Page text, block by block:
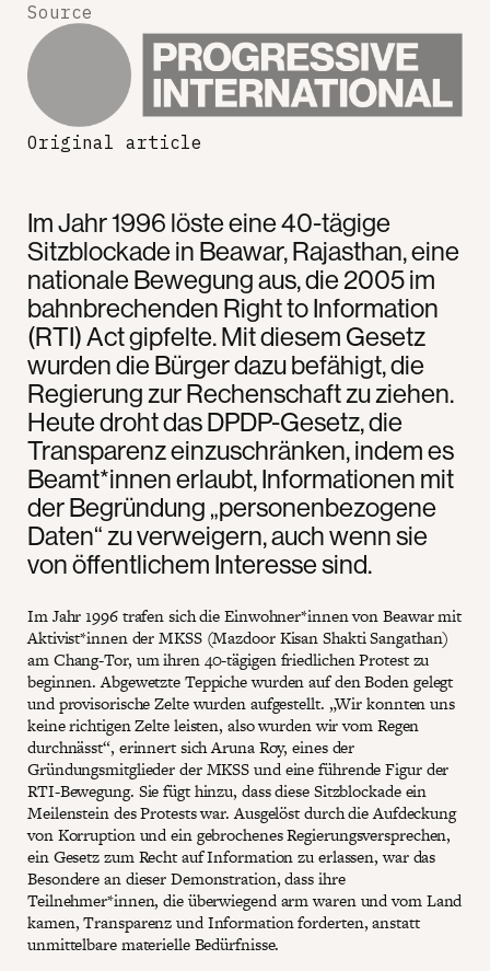
Im Jahr 1996 löste eine 40-tägige
Sitzblockade in Beawar, Rajasthan, eine
nationale Bewegung aus, die 2005 im
bahnbrechenden Right to Information
(RTI) Act gipfelte. Mit diesem Gesetz
wurden die Bürger dazu befähigt, die
Regierung zur Rechenschaft zu ziehen.
Heute droht das DPDP-Gesetz, die
Transparenz einzuschränken, indem es
Beamt*innen erlaubt, Informationen mit
der Begründung „personenbezogene
Daten“ zu verweigern, auch wenn sie
von öffentlichem Interesse sind.
Im Jahr 1996 trafen sich die Einwohner*innen von Beawar mit
Aktivist*innen der MKSS (Mazdoor Kisan Shakti Sangathan)
am Chang-Tor, um ihren 40-tägigen friedlichen Protest zu
beginnen. Abgewetzte Teppiche wurden auf den Boden gelegt
und provisorische Zelte wurden aufgestellt. „Wir konnten uns
keine richtigen Zelte leisten, also wurden wir vom Regen
durchnässt“, erinnert sich Aruna Roy, eines der
Gründungsmitglieder der MKSS und eine führende Figur der
RTI-Bewegung. Sie fügt hinzu, dass diese Sitzblockade ein
Meilenstein des Protests war. Ausgelöst durch die Aufdeckung
von Korruption und ein gebrochenes Regierungsversprechen,
ein Gesetz zum Recht auf Information zu erlassen, war das
Besondere an dieser Demonstration, dass ihre
Teilnehmer*innen, die überwiegend arm waren und vom Land
kamen, Transparenz und Information forderten, anstatt
unmittelbare materielle Bedürfnisse.
Source
Original article